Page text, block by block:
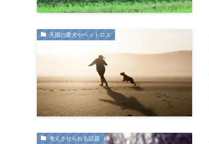
天国の愛犬やペットロス
考えさせられる話題